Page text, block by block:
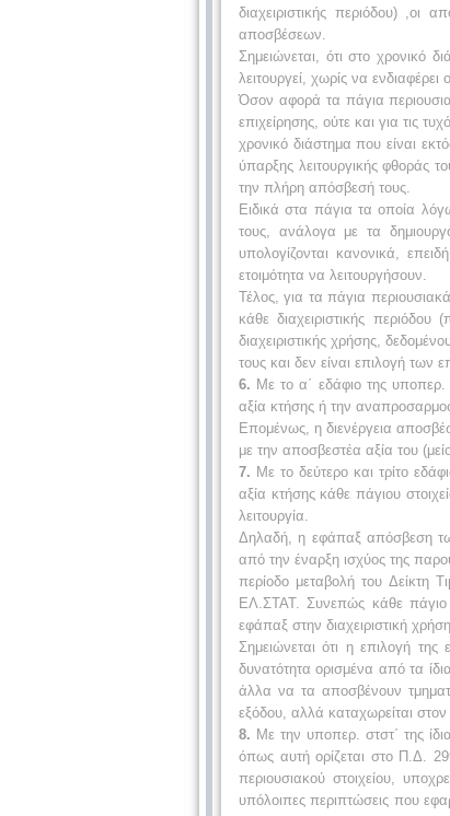
διαχειριστικής περιόδου)
αποσβέσεων.
Σημειώνεται, ότι στο χρονικό
λειτουργεί, χωρίς να
Όσον αφορά τα πάγια
επιχείρησης, ούτε και για τις
χρονικό διάστημα που είναι
ύπαρξης λειτουργικής φθοράς
την πλήρη απόσβεσή τους.
Ειδικά στα πάγια τα οποία
τους, ανάλογα με τα
υπολογίζονται κανονικά,
ετοιμότητα να λειτουργήσουν.
Τέλος, για τα πάγια
κάθε διαχειριστικής
διαχειριστικής χρήσης,
τους και δεν είναι επιλογή των
6. Με το α΄ εδάφιο της υποπερ.
αξία κτήσης ή την
Επομένως, η διενέργεια
με την αποσβεστέα αξία του
7. Με το δεύτερο και τρίτο
αξία κτήσης κάθε πάγιου
λειτουργία.
Δηλαδή, η εφάπαξ απόσβεση
από την έναρξη ισχύος της
περίοδο μεταβολή του Δείκτη
ΕΛ.ΣΤΑΤ. Συνεπώς κάθε πάγιο
εφάπαξ στην διαχειριστική
Σημειώνεται ότι η επιλογή
δυνατότητα ορισμένα από τα
άλλα να τα αποσβένουν
εξόδου, αλλά καταχωρείται στον
8. Με την υποπερ. στστ΄ της
όπως αυτή ορίζεται στο Π.Δ.
περιουσιακού στοιχείου,
υπόλοιπες περιπτώσεις που